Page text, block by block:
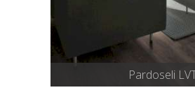
Pardoseli